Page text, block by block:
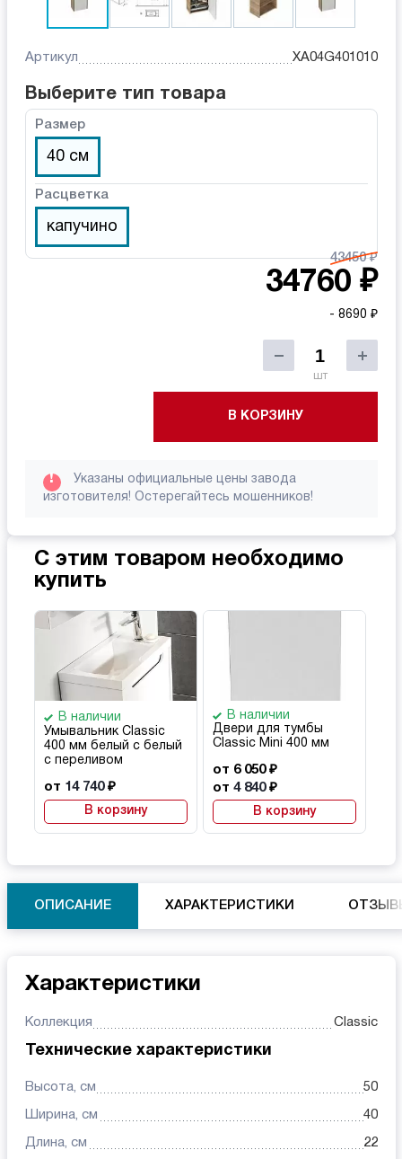
Артикул XA04G401010
Выберите тип товара
Размер
40 см
Расцветка
капучино
43450 ₽
34760 ₽
- 8690 ₽
шт
В КОРЗИНУ
!
Указаны официальные цены завода
изготовителя! Остерегайтесь мошенников!
С этим товаром необходимо
купить
В наличии
Умывальник Classic
400 мм белый с белый
с переливом
от 14 740₽
В корзину
В наличии
Двери для тумбы
Classic Mini 400 мм
от 6 050 ₽
от 4 840₽
В корзину
ОПИСАНИЕ ХАРАКТЕРИСТИКИ
Характеристики
Коллекция Classic
Технические характеристики
Высота, см 50
Ширина, см 40
Длина, см 22